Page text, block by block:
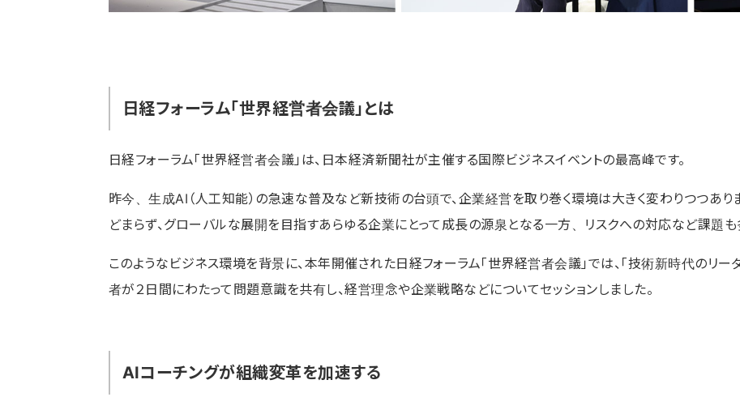
日経フォーラム「世界経営者会議」とは
日経フォーラム「世界経営者会議」は、日本経済新聞社が主催する国際ビジネスイベントの最高峰です。
昨今、生成AI（人工知能）の急速な普及など新技術の台頭で、企業経営を取り巻く環境は大きく変わりつつあり
どまらず、グローバルな展開を目指すあらゆる企業にとって成長の源泉となる一方、リスクへの対応など課題も
このようなビジネス環境を背景に、本年開催された日経フォーラム「世界経営者会議」では、「技術新時代のリー
者が２日間にわたって問題意識を共有し、経営理念や企業戦略などについてセッションしました。
AIコーチングが組織変革を加速する